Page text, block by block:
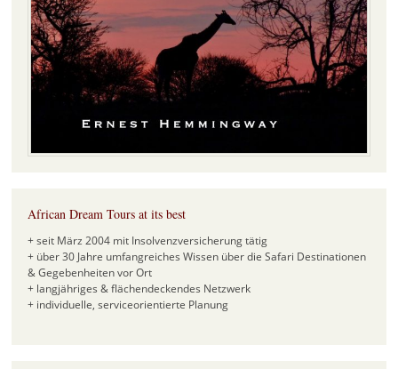
African Dream Tours at its best
+ seit März 2004 mit Insolvenzversicherung tätig
+ über 30 Jahre umfangreiches Wissen über die Safari Destinationen
& Gegebenheiten vor Ort
+ langjähriges & flächendeckendes Netzwerk
+ individuelle, serviceorientierte Planung